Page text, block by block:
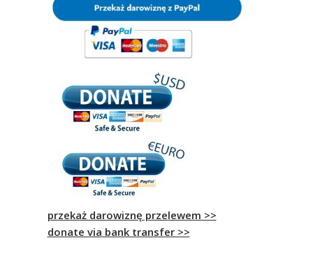
przekaż darowiznę przelewem >>
donate via bank transfer >>